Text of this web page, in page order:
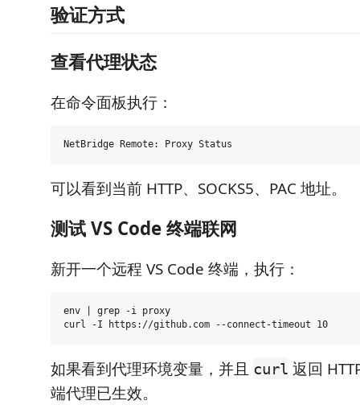
验证方式
查看代理状态
在命令面板执行：
可以看到当前 HTTP、SOCKS5、PAC 地址。
测试 VS Code 终端联网
新开一个远程 VS Code 终端，执行：
env | grep -i proxy
如果看到代理环境变量，并且 curl 返回
端代理已生效。